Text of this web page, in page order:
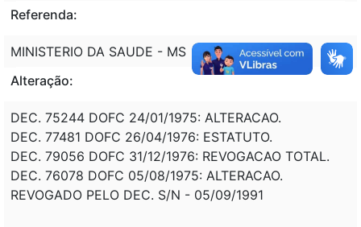
Referenda:
MINISTERIO DA SAUDE - MS
Alteração:
DEC. 75244 DOFC 24/01/1975: ALTERACAO.
DEC. 77481 DOFC 26/04/1976: ESTATUTO.
DEC. 79056 DOFC 31/12/1976: REVOGACAO TOTAL.
DEC. 76078 DOFC 05/08/1975: ALTERACAO.
REVOGADO PELO DEC. S/N - 05/09/1991